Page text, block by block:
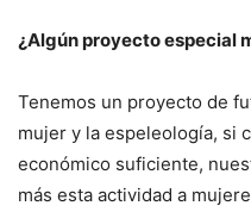
¿Algún proyecto especial
Tenemos un proyecto de
mujer y la espeleología, si
económico suficiente,
más esta actividad a